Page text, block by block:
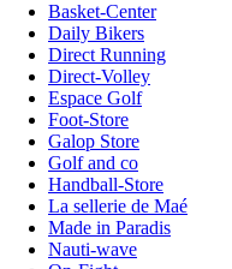
Basket-Center
Daily Bikers
Direct Running
Direct-Volley
Espace Golf
Foot-Store
Galop Store
Golf and co
Handball-Store
La sellerie de Maé
Made in Paradis
Nauti-wave